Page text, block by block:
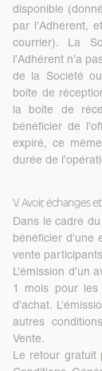
disponible
par l’Adhérent,
courrier). La
l’Adhérent n’a
de la Société
boîte de
la boîte de
bénéficier de
expiré, ce
durée de
V. Avoir, échanges
Dans le cadre
bénéficier d’une
vente
L’émission d’un
1 mois pour les
d’achat.
autres
Vente.
Le retour gratuit